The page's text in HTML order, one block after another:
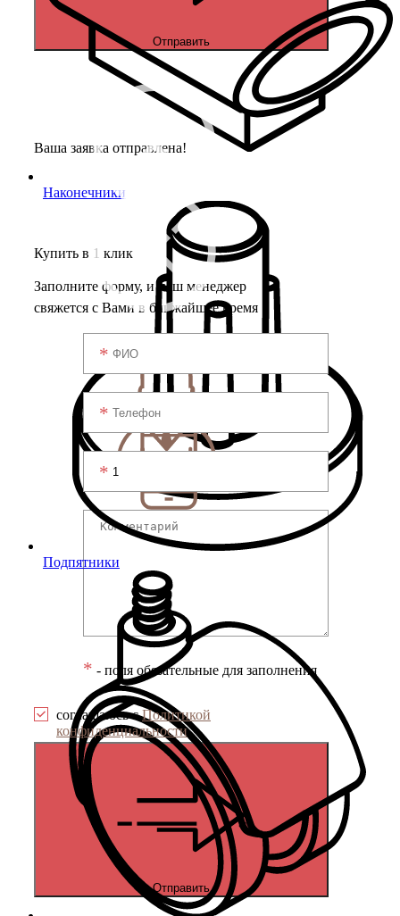
Наконечники
Подпятники
Отправить
Ваша заявка отправлена!
Купить в 1 клик
Заполните форму, и наш менеджер
свяжется с Вами в ближайшее время
* - поля обязательные для заполнения
соглашаюсь сПолитикой
конфиденциальности
Отправить